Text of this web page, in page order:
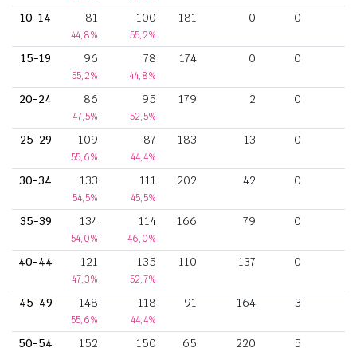
10-14 81
44,8%
100
55,2%
181 0 0
15-19 96
55,2%
78
44,8%
174 0 0
20-24 86
47,5%
95
52,5%
179 2 0
25-29 109
55,6%
87
44,4%
183 13 0
30-34 133
54,5%
111
45,5%
202 42 0
35-39 134
54,0%
114
46,0%
166 79 0
40-44 121
47,3%
135
52,7%
110 137 0
45-49 148
55,6%
118
44,4%
91 164 3
50-54 152 150 65 220 5